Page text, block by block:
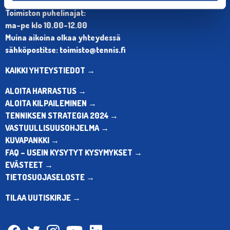
Toimiston puhelinajat:
ma-pe klo 10.00-12.00
Muina aikoina olkaa yhteydessä
sähköpostitse: toimisto@tennis.fi
KAIKKI YHTEYSTIEDOT →
ALOITA HARRASTUS →
ALOITA KILPAILEMINEN →
TENNIKSEN STRATEGIA 2024 →
VASTUULLISUUSOHJELMA →
KUVAPANKKI →
FAQ – USEIN KYSYTYT KYSYMYKSET →
EVÄSTEET →
TIETOSUOJASELOSTE →
TILAA UUTISKIRJE →